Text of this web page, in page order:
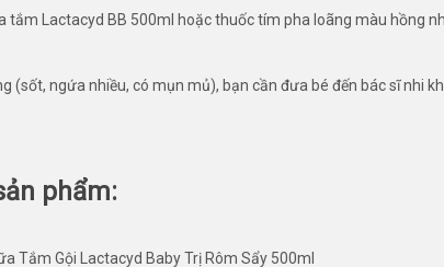
tắm Lactacyd BB 500ml hoặc thuốc tím pha loãng màu hồng
(sốt, ngứa nhiều, có mụn mủ), bạn cần đưa bé đến bác sĩ nhi
phẩm:
Tắm Gội Lactacyd Baby Trị Rôm Sẩy 500ml